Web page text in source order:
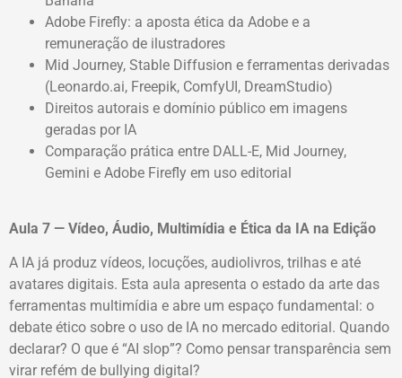
Adobe Firefly: a aposta ética da Adobe e a
remuneração de ilustradores
Mid Journey, Stable Diffusion e ferramentas derivadas
(Leonardo.ai, Freepik, ComfyUI, DreamStudio)
Direitos autorais e domínio público em imagens
geradas por IA
Comparação prática entre DALL-E, Mid Journey,
Gemini e Adobe Firefly em uso editorial
Aula 7 — Vídeo, Áudio, Multimídia e Ética da IA na Edição
A IA já produz vídeos, locuções, audiolivros, trilhas e até
avatares digitais. Esta aula apresenta o estado da arte das
ferramentas multimídia e abre um espaço fundamental: o
debate ético sobre o uso de IA no mercado editorial. Quando
declarar? O que é “AI slop”? Como pensar transparência sem
virar refém de bullying digital?